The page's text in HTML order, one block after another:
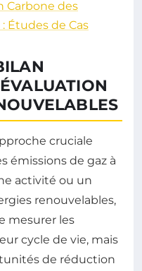
Carbone des
Études de Cas
cruciale
émissions de gaz à
activité ou un
renouvelables,
mesurer les
cycle de vie, mais
de réduction